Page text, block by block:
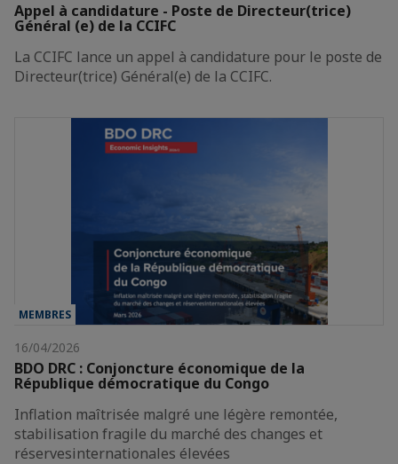
Appel à candidature - Poste de Directeur(trice)
Général (e) de la CCIFC
La CCIFC lance un appel à candidature pour le poste de
Directeur(trice) Général(e) de la CCIFC.
MEMBRES
16/04/2026
BDO DRC : Conjoncture économique de la
République démocratique du Congo
Inflation maîtrisée malgré une légère remontée,
stabilisation fragile du marché des changes et
réservesinternationales élevées